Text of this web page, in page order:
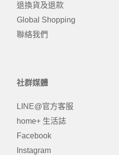
退換貨及退款
Global Shopping
聯絡我們
社群媒體
LINE@官方客服
home+ 生活誌
Facebook
Instagram